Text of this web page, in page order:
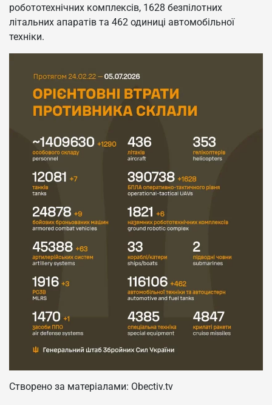
робототехнічних комплексів, 1628 безпілотних
літальних апаратів та 462 одиниці автомобільної
техніки.
Створено за матеріалами: Obectiv.tv